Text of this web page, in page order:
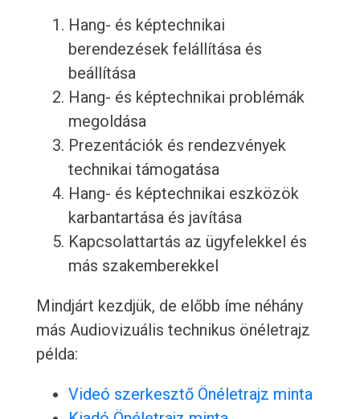
Hang- és képtechnikai
berendezések felállítása és
beállítása
Hang- és képtechnikai problémák
megoldása
Prezentációk és rendezvények
technikai támogatása
Hang- és képtechnikai eszközök
karbantartása és javítása
Kapcsolattartás az ügyfelekkel és
más szakemberekkel
Mindjárt kezdjük, de előbb íme néhány
más Audiovizuális technikus önéletrajz
példa:
Videó szerkesztő Önéletrajz minta